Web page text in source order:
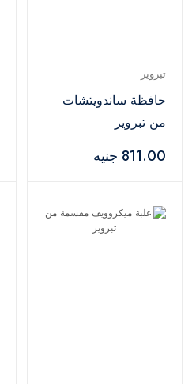
تبروير
حافظة ساندويتشات
من تبروير
811.00 جنيه